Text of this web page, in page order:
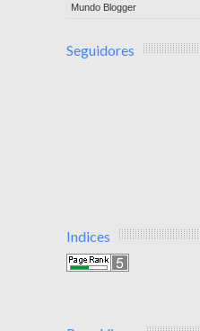
Mundo Blogger
Seguidores
Indices